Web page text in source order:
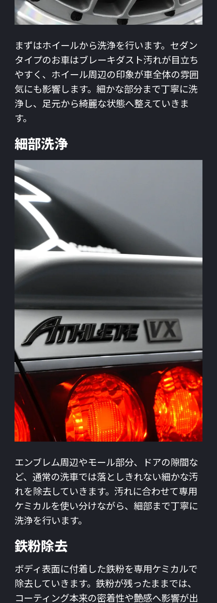
まずはホイールから洗浄を行います。セダン
タイプのお車はブレーキダスト汚れが目立ち
やすく、ホイール周辺の印象が車全体の雰囲
気にも影響します。細かな部分まで丁寧に洗
浄し、足元から綺麗な状態へ整えていきま
す。
細部洗浄
エンブレム周辺やモール部分、ドアの隙間な
ど、通常の洗車では落としきれない細かな汚
れを除去していきます。汚れに合わせて専用
ケミカルを使い分けながら、細部まで丁寧に
洗浄を行います。
鉄粉除去
ボディ表面に付着した鉄粉を専用ケミカルで
除去していきます。鉄粉が残ったままでは、
コーティング本来の密着性や艶感へ影響が出